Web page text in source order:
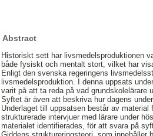
Abstract
Historiskt sett har livsmedelsproduktionen
både fysiskt och mentalt stort, vilket har
Enligt den svenska regeringens
livsmedelsproduktion. I denna uppsats
varit på att ta reda på vad grundskolelärare
Syftet är även att beskriva hur dagens
Underlaget till uppsatsen består av
strukturerade intervjuer med lärare under
materialet identifierades, för att svara på